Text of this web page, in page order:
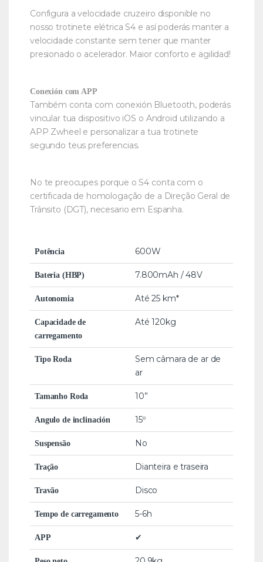
Configura a velocidade cruzeiro disponible no
nosso trotinete elétrica S4 e así poderás manter a
velocidade constante sem tener que manter
presionado o acelerador. Maior conforto e agilidad!
Conexión com APP
Também conta com conexión Bluetooth, poderás
vincular tua dispositivo iOS o Android utilizando a
APP Zwheel e personalizar a tua trotinete
segundo teus preferencias.
No te preocupes porque o S4 conta com o
certificada de homologação de a Direção Geral de
Trânsito (DGT), necesario em Espanha.
Potência 600W
Bateria (HBP) 7.800mAh / 48V
Autonomia Até 25 km*
Capacidade de
carregamento
Até 120kg
Tipo Roda
Sem câmara de ar de
ar
Tamanho Roda 10”
Angulo de inclinación 15º
Suspensão No
Tração Dianteira e traseira
Travão Disco
Tempo de carregamento 5-6h
APP ✔